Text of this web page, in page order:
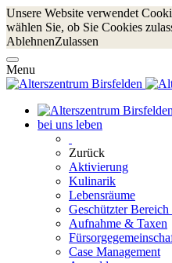
Unsere Website verwendet
wählen Sie, ob Sie Cookies
AblehnenZulassen
Menu
bei uns leben
Zurück
Aktivierung
Kulinarik
Lebensräume
Geschützter
Aufnahme & Taxen
Case Management